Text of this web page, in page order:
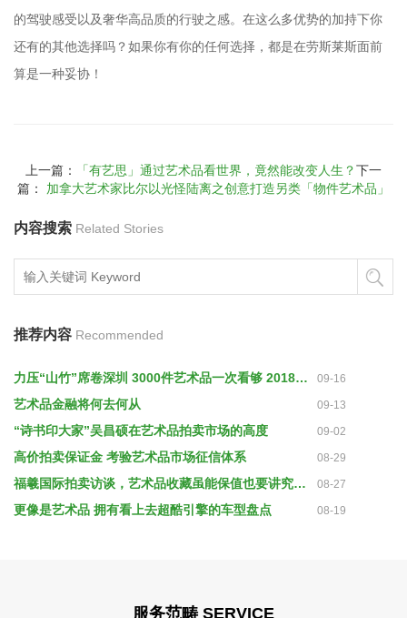
的驾驶感受以及奢华高品质的行驶之感。在这么多优势的加持下你
还有的其他选择吗？如果你有你的任何选择，都是在劳斯莱斯面前
算是一种妥协！
上一篇： 「有艺思」通过艺术品看世界，竟然能改变人生？下一
篇： 加拿大艺术家比尔以光怪陆离之创意打造另类「物件艺术品」
内容搜索 Related Stories
推荐内容 Recommended
力压“山竹”席卷深圳 3000件艺术品一次看够 2018艺术深圳开幕 09-16
艺术品金融将何去何从 09-13
“诗书印大家”吴昌硕在艺术品拍卖市场的高度 09-02
高价拍卖保证金 考验艺术品市场征信体系 08-29
福羲国际拍卖访谈，艺术品收藏虽能保值也要讲究策略 08-27
更像是艺术品 拥有看上去超酷引擎的车型盘点 08-19
服务范畴 SERVICE